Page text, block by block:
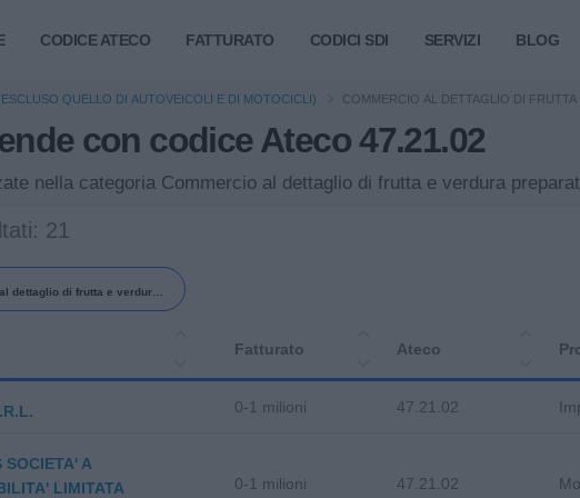
CODICE ATECO FATTURATO CODICI SDI SERVIZI BLOG
con codice Ateco 47.21.02
nella categoria Commercio al dettaglio di frutta e verdura
QUELLO DI AUTOVEICOLI E DI MOTOCICLI) COMMERCIO AL DETTAGLIO DI FRUTTA
21
dettaglio di frutta e verdura
Fatturato Ateco
0-1 milioni 47.21.02
SOCIETA' A
LIMITATA
0-1 milioni 47.21.02